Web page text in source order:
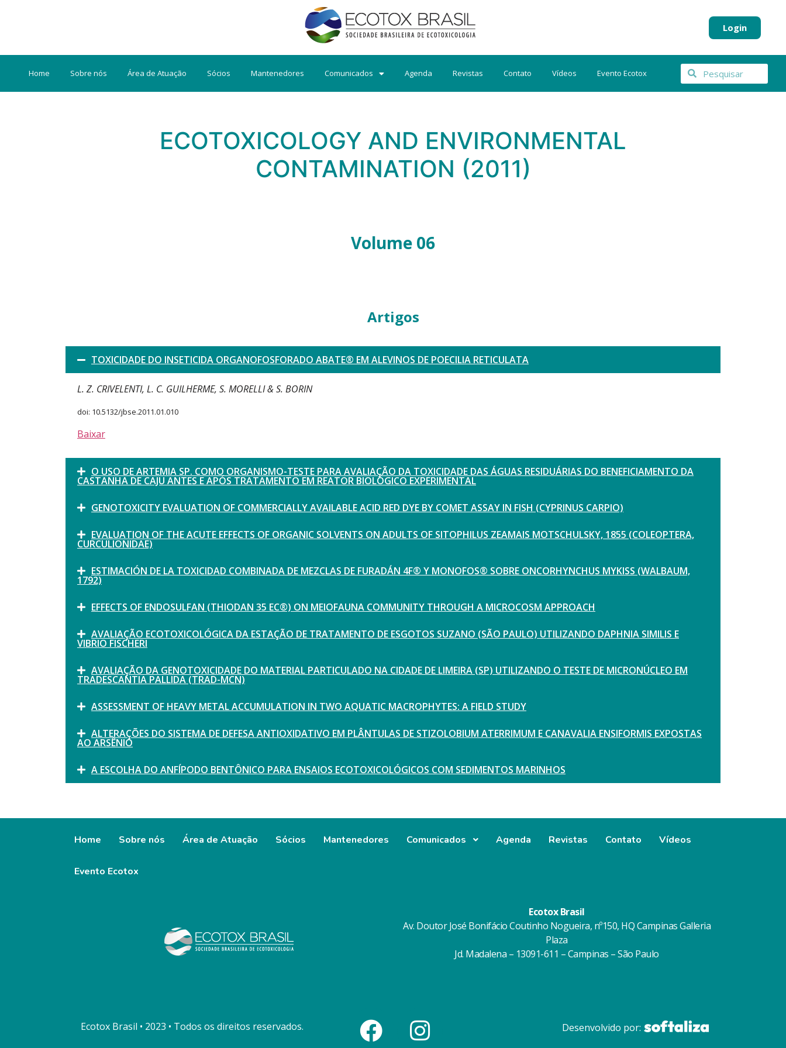
Login
Home Sobre nós Área de Atuação Sócios Mantenedores Comunicados Agenda Revistas Contato Vídeos Evento Ecotox
ECOTOXICOLOGY AND ENVIRONMENTAL
CONTAMINATION (2011)
Volume 06
Artigos
TOXICIDADE DO INSETICIDA ORGANOFOSFORADO ABATE® EM ALEVINOS DE POECILIA RETICULATA
L. Z. CRIVELENTI, L. C. GUILHERME, S. MORELLI & S. BORIN
doi: 10.5132/jbse.2011.01.010
Baixar
O USO DE ARTEMIA SP. COMO ORGANISMO-TESTE PARA AVALIAÇÃO DA TOXICIDADE DAS ÁGUAS RESIDUÁRIAS DO BENEFICIAMENTO DA
CASTANHA DE CAJU ANTES E APÓS TRATAMENTO EM REATOR BIOLÓGICO EXPERIMENTAL
GENOTOXICITY EVALUATION OF COMMERCIALLY AVAILABLE ACID RED DYE BY COMET ASSAY IN FISH (CYPRINUS CARPIO)
EVALUATION OF THE ACUTE EFFECTS OF ORGANIC SOLVENTS ON ADULTS OF SITOPHILUS ZEAMAIS MOTSCHULSKY, 1855 (COLEOPTERA,
CURCULIONIDAE)
ESTIMACIÓN DE LA TOXICIDAD COMBINADA DE MEZCLAS DE FURADÁN 4F® Y MONOFOS® SOBRE ONCORHYNCHUS MYKISS (WALBAUM,
1792)
EFFECTS OF ENDOSULFAN (THIODAN 35 EC®) ON MEIOFAUNA COMMUNITY THROUGH A MICROCOSM APPROACH
AVALIAÇÃO ECOTOXICOLÓGICA DA ESTAÇÃO DE TRATAMENTO DE ESGOTOS SUZANO (SÃO PAULO) UTILIZANDO DAPHNIA SIMILIS E
VIBRIO FISCHERI
AVALIAÇÃO DA GENOTOXICIDADE DO MATERIAL PARTICULADO NA CIDADE DE LIMEIRA (SP) UTILIZANDO O TESTE DE MICRONÚCLEO EM
TRADESCANTIA PALLIDA (TRAD-MCN)
ASSESSMENT OF HEAVY METAL ACCUMULATION IN TWO AQUATIC MACROPHYTES: A FIELD STUDY
ALTERAÇÕES DO SISTEMA DE DEFESA ANTIOXIDATIVO EM PLÂNTULAS DE STIZOLOBIUM ATERRIMUM E CANAVALIA ENSIFORMIS EXPOSTAS
AO ARSÊNIO
A ESCOLHA DO ANFÍPODO BENTÔNICO PARA ENSAIOS ECOTOXICOLÓGICOS COM SEDIMENTOS MARINHOS
Home Sobre nós Área de Atuação Sócios Mantenedores Comunicados Agenda Revistas Contato Vídeos
Evento Ecotox
Ecotox Brasil
Av. Doutor José Bonifácio Coutinho Nogueira, nº150, HQ Campinas Galleria
Plaza
Jd. Madalena – 13091-611 – Campinas – São Paulo
Ecotox Brasil • 2023 • Todos os direitos reservados. Desenvolvido por: